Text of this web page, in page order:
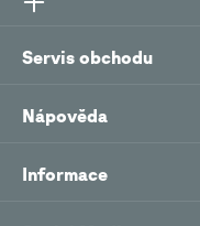
Servis obchodu
Nápověda
Informace